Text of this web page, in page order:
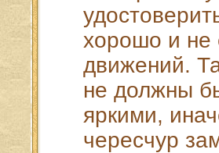
хорошо и не
движений.
не должны
яркими,
чересчур